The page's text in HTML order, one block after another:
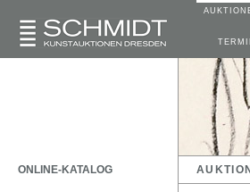
ONLINE-KATALOG